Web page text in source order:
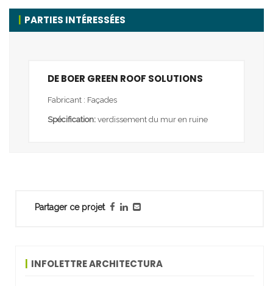
Partager ce projet
INFOLETTRE ARCHITECTURA
PARTIES INTÉRESSÉES
DE BOER GREEN ROOF SOLUTIONS
Fabricant : Façades
Spécification: verdissement du mur en ruine